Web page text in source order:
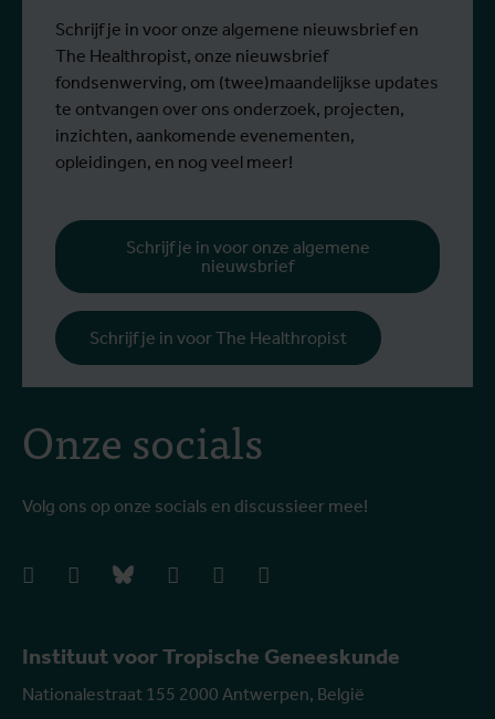
(Indonesië) en prof. Raffaella Ravinetto
(ITG)
Instituut voor Tropische Geneeskunde
Nationalestraat 155 2000 Antwerpen, België
Onze socials
Volg ons op onze socials en discussieer mee!
facebookinstagrambluesky linkedIn youtube
Schrijf je in voor onze algemene nieuwsbrief en
The Healthropist, onze nieuwsbrief
fondsenwerving, om (twee)maandelijkse updates
te ontvangen over ons onderzoek, projecten,
inzichten, aankomende evenementen,
opleidingen, en nog veel meer!
Schrijf je in voor onze algemene
nieuwsbrief
Schrijf je in voor The Healthropist